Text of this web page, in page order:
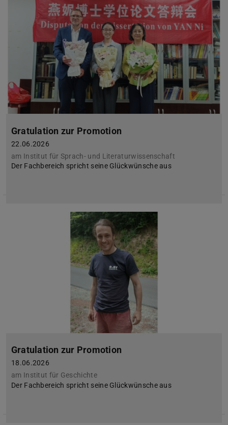
Gratulation zur Promotion
22.06.2026
am Institut für Sprach- und Literaturwissenschaft
Der Fachbereich spricht seine Glückwünsche aus
Gratulation zur Promotion
18.06.2026
am Institut für Geschichte
Der Fachbereich spricht seine Glückwünsche aus